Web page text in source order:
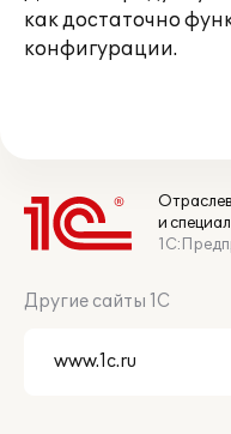
как достаточно
конфигурации.
и
Другие сайты 1С